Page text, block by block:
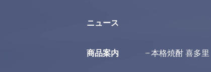
ニュース
商品案内 本格焼酎 喜多里